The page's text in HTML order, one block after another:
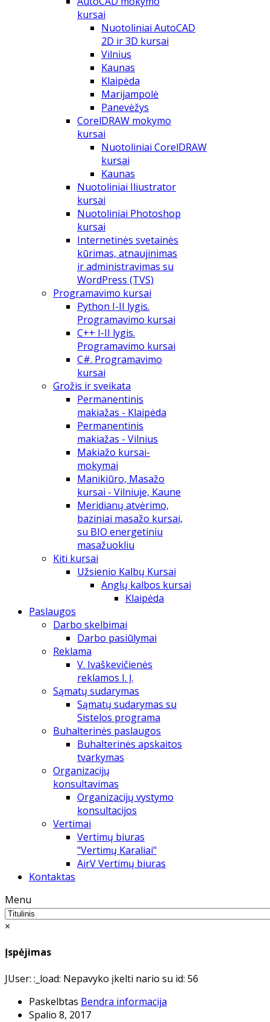
kursai
Nuotoliniai AutoCAD
2D ir 3D kursai
Vilnius
Kaunas
Klaipėda
Marijampolė
Panevėžys
CorelDRAW mokymo
kursai
Nuotoliniai CorelDRAW
kursai
Kaunas
Nuotoliniai Iliustrator
kursai
Nuotoliniai Photoshop
kursai
Internetinės svetainės
kūrimas, atnaujinimas
ir administravimas su
WordPress (TVS)
Programavimo kursai
Python I-II lygis.
Programavimo kursai
C++ I-II lygis.
Programavimo kursai
C#. Programavimo
kursai
Grožis ir sveikata
Permanentinis
makiažas - Klaipėda
Permanentinis
makiažas - Vilnius
Makiažo kursai-
mokymai
Manikiūro, Masažo
kursai - Vilniuje, Kaune
Meridianų atvėrimo,
baziniai masažo kursai,
su BIO energetiniu
masažuokliu
Kiti kursai
Užsienio Kalbų Kursai
Anglų kalbos kursai
Klaipėda
Paslaugos
Darbo skelbimai
Darbo pasiūlymai
Reklama
V. Ivaškevičienės
reklamos I. Į.
Sąmatų sudarymas
Sąmatų sudarymas su
Sistelos programa
Buhalterinės paslaugos
Buhalterinės apskaitos
tvarkymas
Organizacijų
konsultavimas
Organizacijų vystymo
konsultacijos
Vertimai
Vertimų biuras
"Vertimų Karaliai"
AirV Vertimų biuras
Kontaktas
Menu
×
Įspėjimas
JUser: :_load: Nepavyko įkelti nario su id: 56
Paskelbtas Bendra informacija
Spalio 8, 2017